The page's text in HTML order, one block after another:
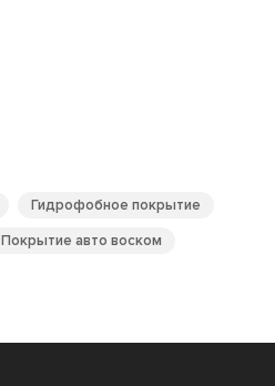
Гидрофобное покрытие
Покрытие авто воском